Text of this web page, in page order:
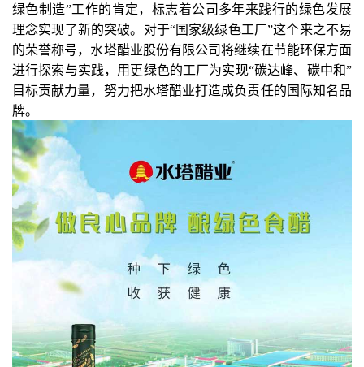
绿色制造”工作的肯定，标志着公司多年来践行的绿色发展
理念实现了新的突破。对于“国家级绿色工厂”这个来之不易
的荣誉称号，水塔醋业股份有限公司将继续在节能环保方面
进行探索与实践，用更绿色的工厂为实现“碳达峰、碳中和”
目标贡献力量，努力把水塔醋业打造成负责任的国际知名品
牌。